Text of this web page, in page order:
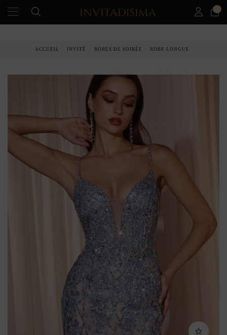
ACCUEIL INVITÉ ROBES DE SOIRÉE ROBE LONGUE